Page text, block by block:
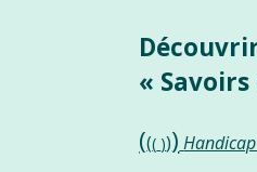
«
((( )))